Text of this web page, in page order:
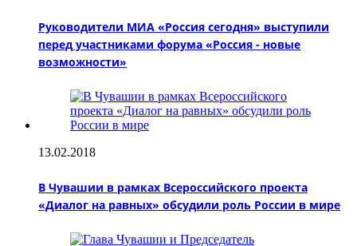
Руководители МИА «Россия сегодня» выступили
перед участниками форума «Россия - новые
возможности»
13.02.2018
В Чувашии в рамках Всероссийского проекта
«Диалог на равных» обсудили роль России в мире